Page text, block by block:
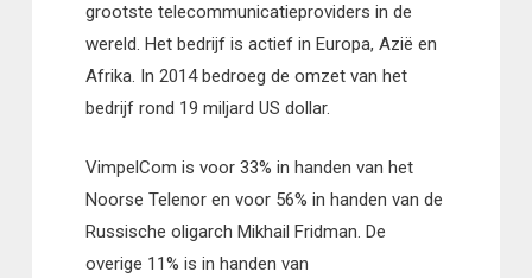
grootste telecommunicatieproviders in de
wereld. Het bedrijf is actief in Europa, Azië en
Afrika. In 2014 bedroeg de omzet van het
bedrijf rond 19 miljard US dollar.
VimpelCom is voor 33% in handen van het
Noorse Telenor en voor 56% in handen van de
Russische oligarch Mikhail Fridman. De
overige 11% is in handen van